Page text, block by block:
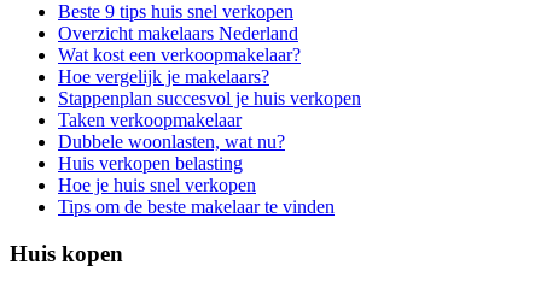
Beste 9 tips huis snel verkopen
Overzicht makelaars Nederland
Wat kost een verkoopmakelaar?
Hoe vergelijk je makelaars?
Stappenplan succesvol je huis verkopen
Taken verkoopmakelaar
Dubbele woonlasten, wat nu?
Huis verkopen belasting
Hoe je huis snel verkopen
Tips om de beste makelaar te vinden
Huis kopen